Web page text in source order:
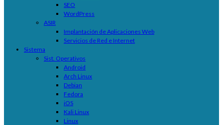
SEO
WordPress
ASIR
Implantación de Aplicaciones Web
Servicios de Red e Internet
Sistema
Sist. Operativos
Android
Arch Linux
Debian
Fedora
iOS
Kali Linux
Linux